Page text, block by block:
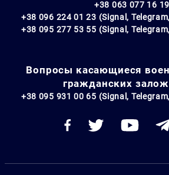
+38 063 077 16 19
+38 096 224 01 23 (Signal,
+38 095 277 53 55 (Signal,
Вопросы касающиеся
гражданских
+38 095 931 00 65 (Signal,